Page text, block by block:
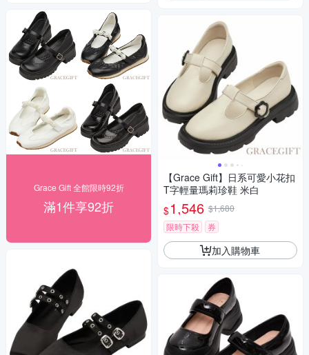
Grace Gift 全館限時92折
滿1件享92折
【Grace Gift】日系可愛小花扣
T字輕量瑪莉珍鞋 米白
$1,546 $1,680
限時下殺
券
加入購物車